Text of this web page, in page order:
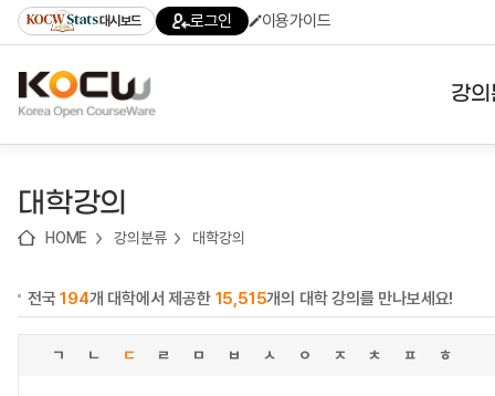
기
기
기
content)
가
대시보드 로그인 이용가이드
강
대학강의
HOME 강의분류 대학강의
전국194개 대학에서 제공한 15,515개의 대학 강의를 만나보세요!
ㄱ ㄴ ㄷ ㄹ ㅁ ㅂ ㅅ ㅇ ㅈ ㅊ ㅍ ㅎ